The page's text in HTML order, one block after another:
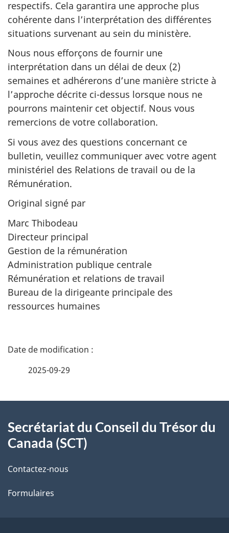
respectifs. Cela garantira une approche plus
cohérente dans l’interprétation des différentes
situations survenant au sein du ministère.
Nous nous efforçons de fournir une
interprétation dans un délai de deux (2)
semaines et adhérerons d’une manière stricte à
l’approche décrite ci-dessus lorsque nous ne
pourrons maintenir cet objectif. Nous vous
remercions de votre collaboration.
Si vous avez des questions concernant ce
bulletin, veuillez communiquer avec votre agent
ministériel des Relations de travail ou de la
Rémunération.
Original signé par
Marc Thibodeau
Directeur principal
Gestion de la rémunération
Administration publique centrale
Rémunération et relations de travail
Bureau de la dirigeante principale des
ressources humaines
D
i
s
d
2025-09-29
propos
ce
site
Secrétariat du Conseil du Trésor du
Canada (SCT)
Contactez-nous
Formulaires